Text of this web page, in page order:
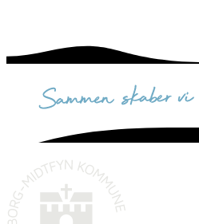
sammen skaber vi det bedste sted